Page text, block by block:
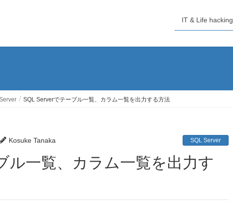
IT & Life hacking
SQL Serverでテーブル一覧、カラム一覧を出力する方法
Kosuke Tanaka SQL Server